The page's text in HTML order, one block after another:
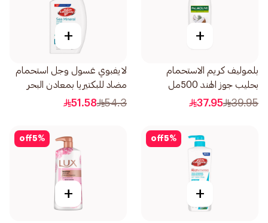
+
بلموليف كريم الاستحمام
بحليب جوز الهند 500مل
39.95
37.95
+
لايفبوي غسول وجل استحمام
مضاد للبكتيريا بمعادن البحر
500مل
54.3
51.58
5%
off
+
5%
off
+